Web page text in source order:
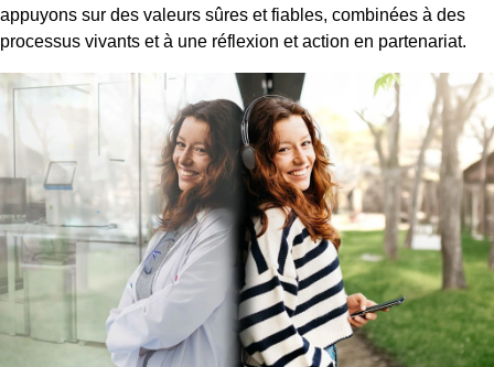
appuyons sur des valeurs sûres et fiables, combinées à des
processus vivants et à une réflexion et action en partenariat.